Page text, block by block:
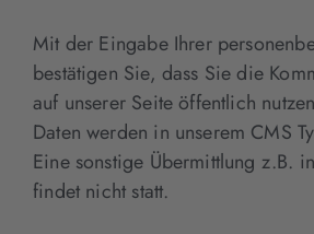
Mit der Eingabe Ihrer
bestätigen Sie, dass Sie die
auf unserer Seite öffentlich
Daten werden in unserem CMS
Eine sonstige Übermittlung z.B.
findet nicht statt.